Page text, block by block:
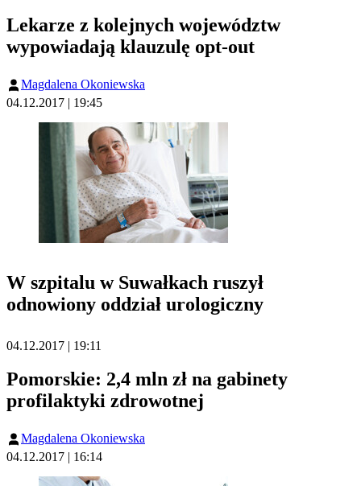
Lekarze z kolejnych województw
wypowiadają klauzulę opt-out
Magdalena Okoniewska
04.12.2017 | 19:45
W szpitalu w Suwałkach ruszył
odnowiony oddział urologiczny
04.12.2017 | 19:11
Pomorskie: 2,4 mln zł na gabinety
profilaktyki zdrowotnej
Magdalena Okoniewska
04.12.2017 | 16:14